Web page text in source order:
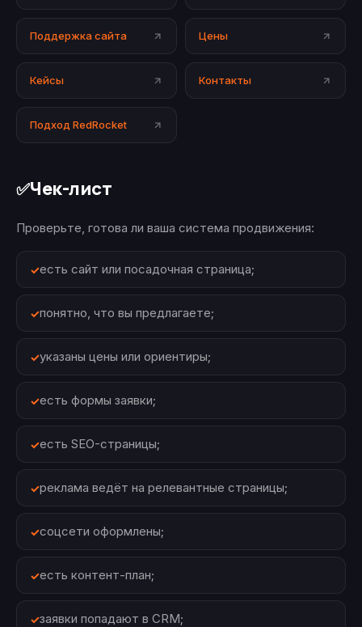
Поддержка сайта Цены
Кейсы Контакты
Подход RedRocket
✅Чек-лист
Проверьте, готова ли ваша система продвижения:
есть сайт или посадочная страница;
понятно, что вы предлагаете;
указаны цены или ориентиры;
есть формы заявки;
есть SEO-страницы;
реклама ведёт на релевантные страницы;
соцсети оформлены;
есть контент-план;
заявки попадают в CRM;